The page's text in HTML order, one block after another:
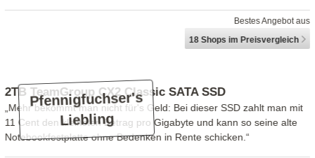
Bestes Angebot aus
18 Shopsim Preisvergleich
Pfennigfuchser's
Liebling
2TB TeamGroup CX2 Classic SATA SSD
„Mehr bekommt man nicht für's Geld: Bei dieser SSD zahlt man mit
11 Cent den kleinsten Betrag pro Gigabyte und kann so seine alte
Notebookfestplatte ohne Bedenken in Rente schicken.“